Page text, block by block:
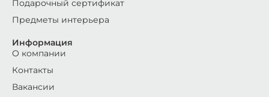
Подарочный сертификат
Предметы интерьера
Информация
О компании
Контакты
Вакансии